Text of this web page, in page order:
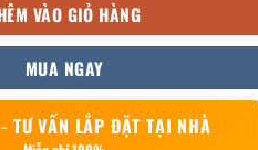
VÀO GIỎ HÀNG
MUA NGAY
TƯ VẤN LẮP ĐẶT TẠI NHÀ